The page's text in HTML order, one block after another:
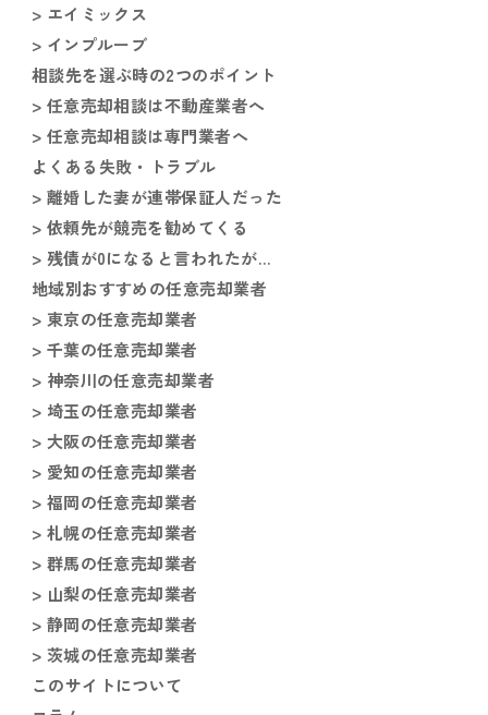
> エイミックス
> インプルーブ
相談先を選ぶ時の2つのポイント
> 任意売却相談は不動産業者へ
> 任意売却相談は専門業者へ
よくある失敗・トラブル
> 離婚した妻が連帯保証人だった
> 依頼先が競売を勧めてくる
> 残債が0になると言われたが…
地域別おすすめの任意売却業者
> 東京の任意売却業者
> 千葉の任意売却業者
> 神奈川の任意売却業者
> 埼玉の任意売却業者
> 大阪の任意売却業者
> 愛知の任意売却業者
> 福岡の任意売却業者
> 札幌の任意売却業者
> 群馬の任意売却業者
> 山梨の任意売却業者
> 静岡の任意売却業者
> 茨城の任意売却業者
このサイトについて